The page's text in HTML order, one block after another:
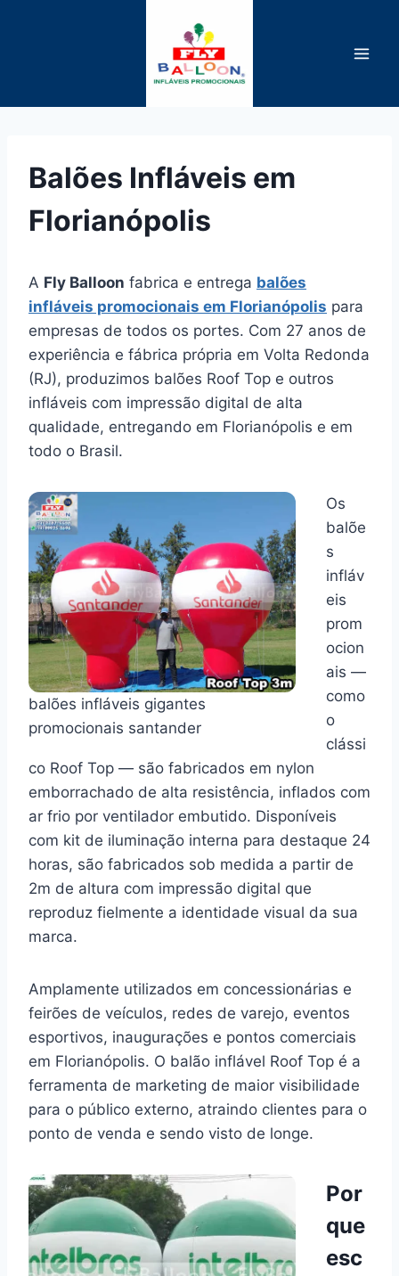
Balões Infláveis em
Florianópolis
A Fly Balloon fabrica e entrega balões
infláveis promocionais em Florianópolis para
empresas de todos os portes. Com 27 anos de
experiência e fábrica própria em Volta Redonda
(RJ), produzimos balões Roof Top e outros
infláveis com impressão digital de alta
qualidade, entregando em Florianópolis e em
todo o Brasil.
balões infláveis gigantes
promocionais santander
Os
balõe
s
infláv
eis
prom
ocion
ais —
como
o
clássi
co Roof Top — são fabricados em nylon
emborrachado de alta resistência, inflados com
ar frio por ventilador embutido. Disponíveis
com kit de iluminação interna para destaque 24
horas, são fabricados sob medida a partir de
2m de altura com impressão digital que
reproduz fielmente a identidade visual da sua
marca.
Amplamente utilizados em concessionárias e
feirões de veículos, redes de varejo, eventos
esportivos, inaugurações e pontos comerciais
em Florianópolis. O balão inflável Roof Top é a
ferramenta de marketing de maior visibilidade
para o público externo, atraindo clientes para o
ponto de venda e sendo visto de longe.
Por
que
esc